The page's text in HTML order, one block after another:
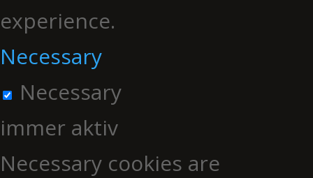
experience.
Necessary
Necessary
immer aktiv
Necessary cookies are